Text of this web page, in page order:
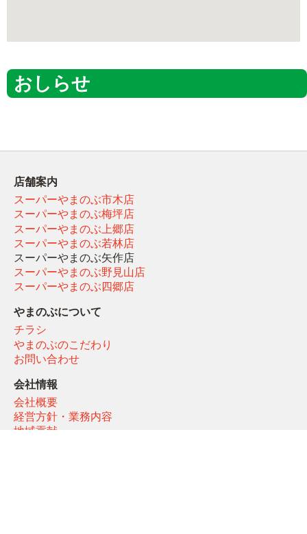
おしらせ
店舗案内
スーパーやまのぶ市木店
スーパーやまのぶ梅坪店
スーパーやまのぶ上郷店
スーパーやまのぶ若林店
スーパーやまのぶ矢作店
スーパーやまのぶ野見山店
スーパーやまのぶ四郷店
やまのぶについて
チラシ
やまのぶのこだわり
お問い合わせ
会社情報
会社概要
経営方針・業務内容
地域貢献